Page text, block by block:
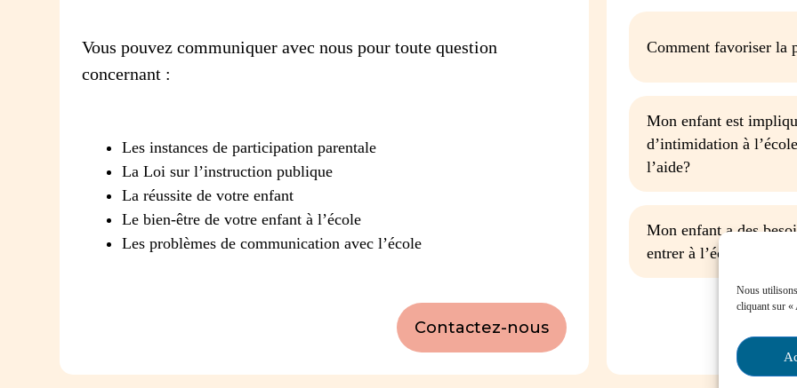
Nous
cliquant sur «
Vous pouvez communiquer avec nous pour toute question
concernant :
Les instances de participation parentale
La Loi sur l’instruction publique
La réussite de votre enfant
Le bien-être de votre enfant à l’école
Les problèmes de communication avec l’école
Contactez-nous
Comment favoriser la
Mon enfant est
d’intimidation à
l’aide?
Mon enfant a des
entrer à l’école, que